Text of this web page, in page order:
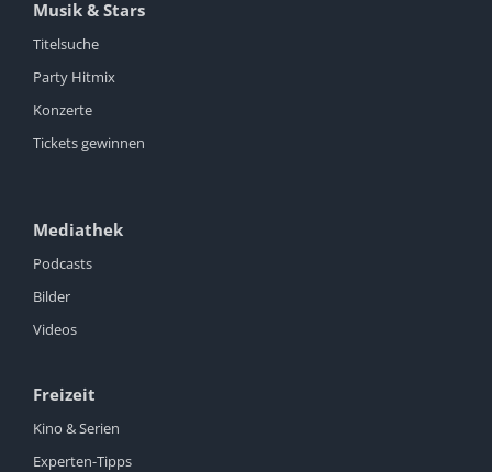
Musik & Stars
Titelsuche
Party Hitmix
Konzerte
Tickets gewinnen
Mediathek
Podcasts
Bilder
Videos
Freizeit
Kino & Serien
Experten-Tipps